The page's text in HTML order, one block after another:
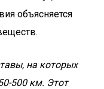
объясняется
на которых
500 км. Этот